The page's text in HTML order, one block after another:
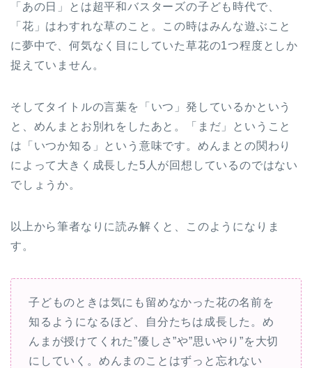
「あの日」とは超平和バスターズの子ども時代で、
「花」はわすれな草のこと。この時はみんな遊ぶこと
に夢中で、何気なく目にしていた草花の1つ程度としか
捉えていません。
そしてタイトルの言葉を「いつ」発しているかという
と、めんまとお別れをしたあと。「まだ」ということ
は「いつか知る」という意味です。めんまとの関わり
によって大きく成長した5人が回想しているのではない
でしょうか。
以上から筆者なりに読み解くと、このようになりま
す。
子どものときは気にも留めなかった花の名前を
知るようになるほど、自分たちは成長した。め
んまが授けてくれた”優しさ”や”思いやり”を大切
にしていく。めんまのことはずっと忘れない